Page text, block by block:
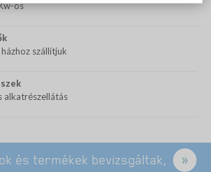
os
szállítjuk
alkatrészellátás
és termékek bevizsgáltak,